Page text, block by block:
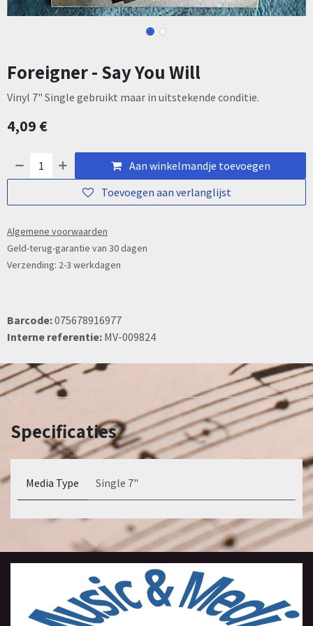
Foreigner - Say You Will
Vinyl 7" Single gebruikt maar in uitstekende conditie.
4,09€
Aan winkelmandje toevoegen
Toevoegen aan verlanglijst
Algemene voorwaarden
Geld-terug-garantie van 30 dagen
Verzending: 2-3 werkdagen
Barcode:075678916977
Interne referentie: MV-009824
Specificaties
Media Type Single 7"